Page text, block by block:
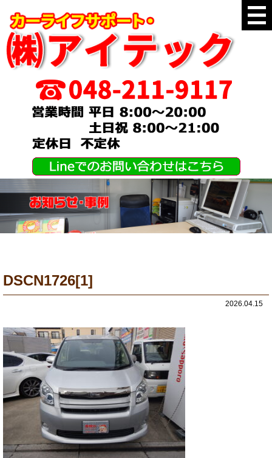
DSCN1726[1]
2026.04.15